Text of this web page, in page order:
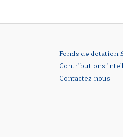
Fonds de dotation
Contributions
Contactez-nous